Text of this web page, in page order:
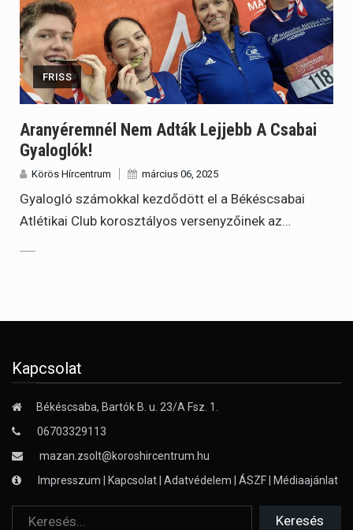
FRISS
Aranyéremnél Nem Adták Lejjebb A Csabai
Gyaloglók!
Körös Hírcentrum március 06, 2025
Gyalogló számokkal kezdődött el a Békéscsabai
Atlétikai Club korosztályos versenyzőinek az…
Kapcsolat
Békéscsaba, Bartók B. u. 23/A Fsz. 1.
06703329113
mazan.zsolt@koroshircentrum.hu
Impresszum
Kapcsolat Adatvédelem ÁSZF Médiaajánlat